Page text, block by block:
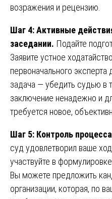
возражения и рецензию.
Шаг 4: Активные
заседании. Подайте
Заявите устное
первоначального
задача — убедить судью в
заключение ненадежно и
требуется новое,
Шаг 5: Контроль
суд удовлетворил ваше
участвуйте в
Вы можете предложить
организации, которая, по